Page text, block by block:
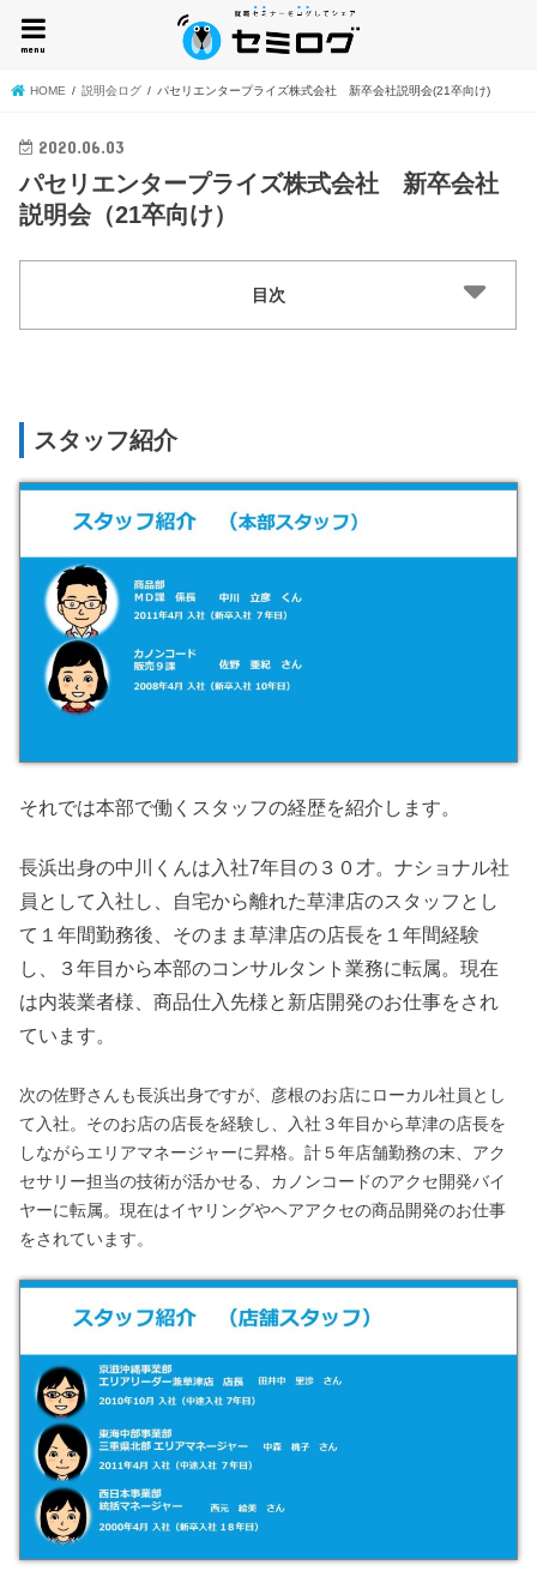
menu
HOME 説明会ログ パセリエンタープライズ株式会社 新卒会社説明会(21卒向け)
2020.06.03
パセリエンタープライズ株式会社 新卒会社
説明会（21卒向け）
目次
挨拶
会社の組織について
社是・社訓
会社沿革
仕事内容
コンサルタント業務について
内勤業務について
カノンコード株式会社
店舗勤務について
担当業務について
店舗組織について
入社後の流れ
待遇について
今後のスケジュール
スタッフ紹介
それでは本部で働くスタッフの経歴を紹介します。
長浜出身の中川くんは入社7年目の３０才。ナショナル社
員として入社し、自宅から離れた草津店のスタッフとし
て１年間勤務後、そのまま草津店の店長を１年間経験
し、３年目から本部のコンサルタント業務に転属。現在
は内装業者様、商品仕入先様と新店開発のお仕事をされ
ています。
次の佐野さんも長浜出身ですが、彦根のお店にローカル社員とし
て入社。そのお店の店長を経験し、入社３年目から草津の店長を
しながらエリアマネージャーに昇格。計５年店舗勤務の末、アク
セサリー担当の技術が活かせる、カノンコードのアクセ開発バイ
ヤーに転属。現在はイヤリングやヘアアクセの商品開発のお仕事
をされています。